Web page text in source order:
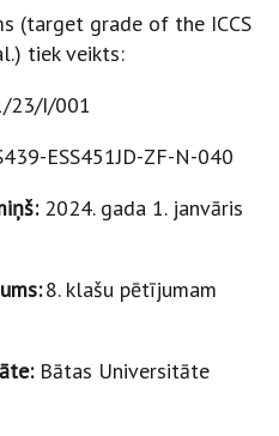
(target grade of the ICCS
tiek veikts:
23/I/001
ESS451JD-ZF-N-040
2024. gada 1. janvāris
8. klašu pētījumam
Bātas Universitāte